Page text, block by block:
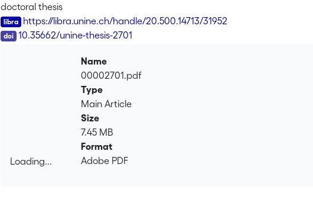
conditions d’accès sont empreintes de naturalisme. Une comparaison
droit suisse met en exergue des différences significatives et par
En outre, la reconnaissance des projets parentaux par le droit de la
établie pour les projets parentaux réalisés dans le cadre légal selon les
fondements à la filiation selon le sexe du parent ; de l’autre, les projets
relégués aux marges du droit de la filiation. C’est pourquoi, il est
parental la clef de voûte d’un nouveau droit de la reproduction,
des personnes. En prenant appui sur le principe constitutionnel d’égalité
composante de la liberté individuelle, des pistes de réflexion sont
non thérapeutiques reproductifs -qu’il s’agisse de l’IVG, de la
de filiation. Cela se traduit notamment par un renforcement des droits
reproduction et une plus grande place pour la volonté comme
doctoral thesis
https://libra.unine.ch/handle/20.500.14713/31952
10.35662/unine-thesis-2701
Loading...
Name
00002701.pdf
Type
Main Article
Size
7.45 MB
Format
Adobe PDF